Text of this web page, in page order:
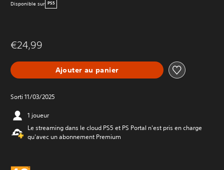
Disponible sur PS5
€24,99
Ajouter au panier
Sorti 11/03/2025
1 joueur
Le streaming dans le cloud PS5 et PS Portal n'est pris en charge
qu'avec un abonnement Premium